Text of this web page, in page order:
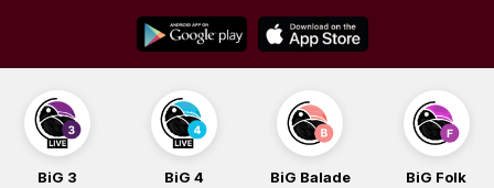
content
BiG 3 BiG 4 BiG Balade BiG Folk